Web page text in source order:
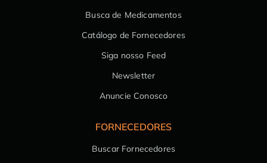
Busca de Medicamentos
Catálogo de Fornecedores
Siga nosso Feed
Newsletter
Anuncie Conosco
FORNECEDORES
Buscar Fornecedores